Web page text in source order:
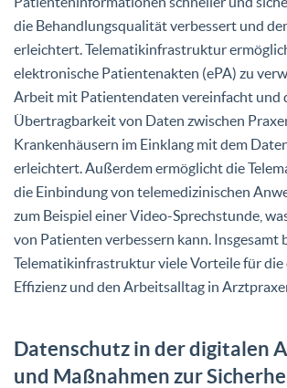
die Behandlungsqualität verbessert und
erleichtert. Telematikinfrastruktur
elektronische Patientenakten (ePA) zu
Arbeit mit Patientendaten vereinfacht und
Übertragbarkeit von Daten zwischen
Krankenhäusern im Einklang mit dem
erleichtert. Außerdem ermöglicht die
die Einbindung von telemedizinischen
zum Beispiel einer Video-Sprechstunde,
von Patienten verbessern kann. Insgesamt
Telematikinfrastruktur viele Vorteile für die
Effizienz und den Arbeitsalltag in
Datenschutz in der digitalen
und Maßnahmen zur